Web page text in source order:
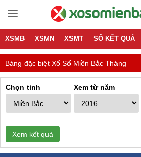
XSMB XSMN XSMT SỔ KẾT QUẢ
Bảng đặc biệt Xổ Số Miền Bắc Tháng
Chọn tỉnh Xem từ năm
Xem kết quả